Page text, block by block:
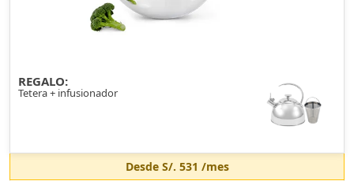
REGALO:
Tetera + infusionador
Desde S/. 531 /mes